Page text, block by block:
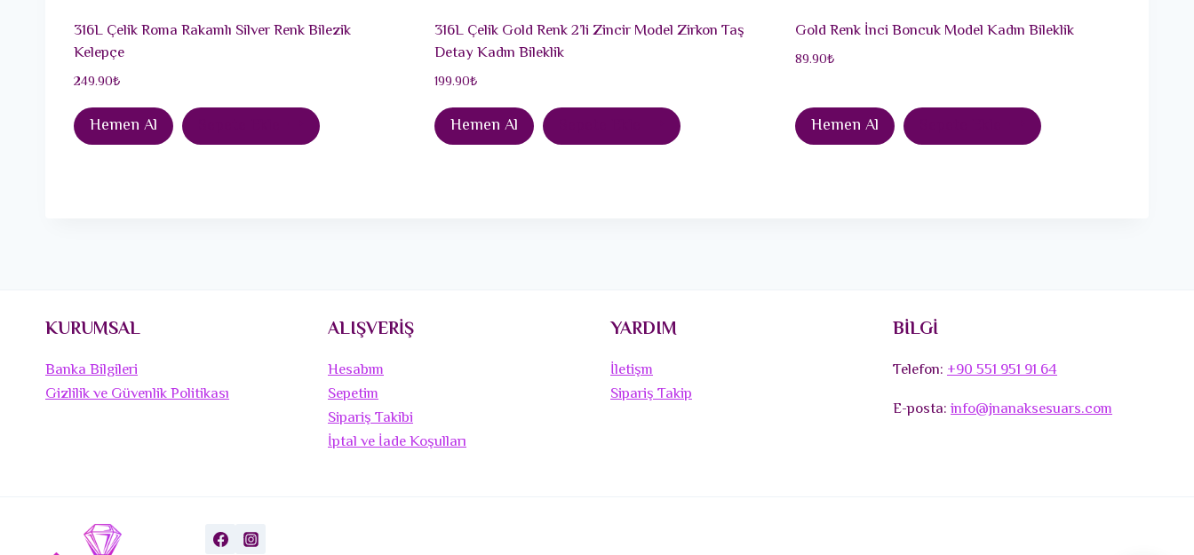
316L Çelik Roma Rakamlı Silver Renk Bilezik
Kelepçe
249.90₺
Hemen Al
316L Çelik Gold Renk 2’li Zincir Model Zirkon Taş
Detay Kadın Bileklik
199.90₺
Hemen Al
Gold Renk İnci Boncuk Model Kadın Bileklik
89.90₺
Hemen Al
KURUMSAL
Banka Bilgileri
Gizlilik ve Güvenlik Politikası
ALIŞVERİŞ
Hesabım
Sepetim
Sipariş Takibi
İptal ve İade Koşulları
YARDIM
İletişm
Sipariş Takip
BİLGİ
Telefon:+90 551 951 91 64
E-posta:info@jnanaksesuars.com